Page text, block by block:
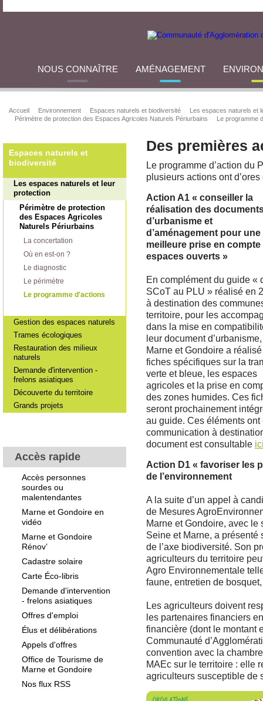
NOUS CONNAÎTRE AMÉNAGEMENT
Accueil Environnement Espaces naturels et biodiversité
Les espaces naturels et
Périmètre de protection des Espaces Agricoles Naturels Périurbains
Le programme
Espaces naturels et
biodiversité
Les espaces naturels et leur
protection
Périmètre de protection
des Espaces Agricoles
Naturels Périurbains
La concertation
Où en est-on ?
Le diagnostic
Le périmètre
Le programme d'actions
Gestion des espaces naturels
Trames écologiques
Restauration des milieux
naturels
Demande d'intervention -
frelons asiatiques
Découverte du territoire
Grands projets
Accès rapide
Accès personnes
sourdes ou
malentendantes
Marne et Gondoire en
vidéo
Marne et Gondoire
Rénov’
Cadastre solaire
Carte Éco-libris
Demande d'intervention
- frelons asiatiques
Offres d'emploi
Élus et délibérations
Appels d'offres
Office de Tourisme de
Marne et Gondoire
Nos flux RSS
Des premières
Le programme d’action du
plusieurs actions ont
Action A1 « conseiller la
réalisation des
d’urbanisme et
d’aménagement pour une
meilleure prise en compte
espaces ouverts »
En complément du guide «
SCoT au PLU » réalisé en
à destination des
territoire, pour les
dans la mise en
leur document d’urbanisme,
Marne et Gondoire a
fiches spécifiques sur la
verte et bleue, les espaces
agricoles et la prise en
des zones humides. Ces
seront prochainement
au guide. Ces éléments
communication à
document est consultable
Action D1 « favoriser les
de l’environnement
A la suite d’un appel à
de Mesures
Marne et Gondoire, avec le
Seine et Marne, a
de l’axe biodiversité. Son
agriculteurs du territoire
Agro Environnementale
faune, entretien de
Les agriculteurs doivent
les partenaires financiers
financière (dont le montant
Communauté
convention avec la
MAEc sur le territoire : elle
agriculteurs susceptible de